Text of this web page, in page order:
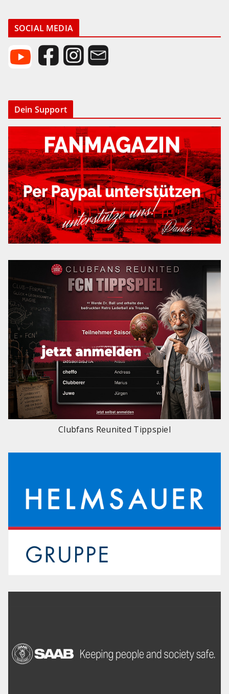
SOCIAL MEDIA
Dein Support
Clubfans Reunited Tippspiel